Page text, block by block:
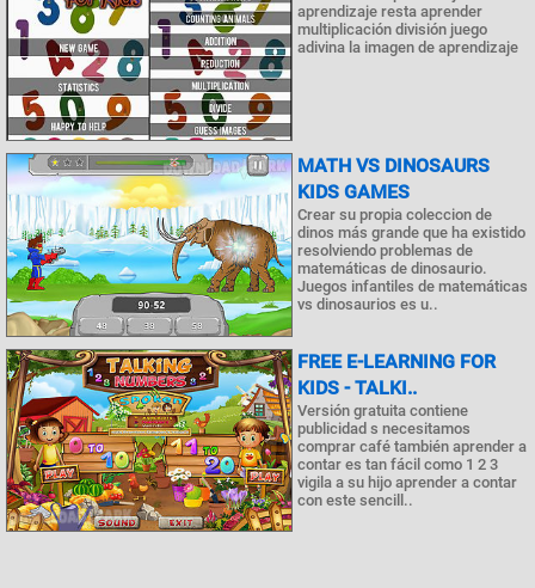
aprendizaje resta aprender
multiplicación división juego
adivina la imagen de aprendizaje
MATH VS DINOSAURS
KIDS GAMES
Crear su propia coleccion de
dinos más grande que ha existido
resolviendo problemas de
matemáticas de dinosaurio.
Juegos infantiles de matemáticas
vs dinosaurios es u..
FREE E-LEARNING FOR
KIDS - TALKI..
Versión gratuita contiene
publicidad s necesitamos
comprar café también aprender a
contar es tan fácil como 1 2 3
vigila a su hijo aprender a contar
con este sencill..